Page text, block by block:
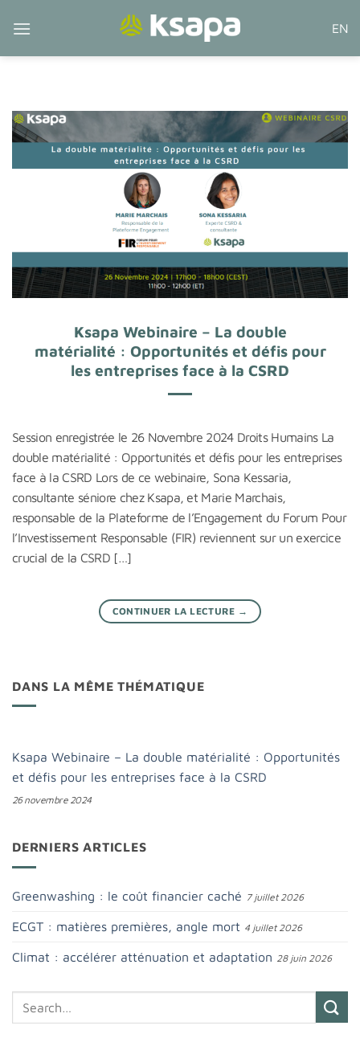
EN
Ksapa Webinaire – La double
matérialité : Opportunités et défis pour
les entreprises face à la CSRD
Session enregistrée le 26 Novembre 2024 Droits Humains La
double matérialité : Opportunités et défis pour les entreprises
face à la CSRD Lors de ce webinaire, Sona Kessaria,
consultante séniore chez Ksapa, et Marie Marchais,
responsable de la Plateforme de l’Engagement du Forum Pour
l’Investissement Responsable (FIR) reviennent sur un exercice
crucial de la CSRD […]
CONTINUER LA LECTURE →
DANS LA MÊME THÉMATIQUE
Ksapa Webinaire – La double matérialité : Opportunités
et défis pour les entreprises face à la CSRD
26 novembre 2024
DERNIERS ARTICLES
Greenwashing : le coût financier caché 7 juillet 2026
ECGT : matières premières, angle mort 4 juillet 2026
Climat : accélérer atténuation et adaptation 28 juin 2026